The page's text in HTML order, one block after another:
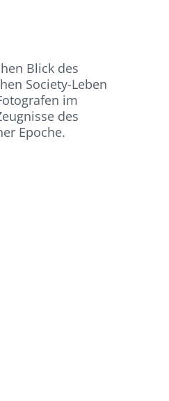
Blick des
Society-Leben
im
des
Epoche.